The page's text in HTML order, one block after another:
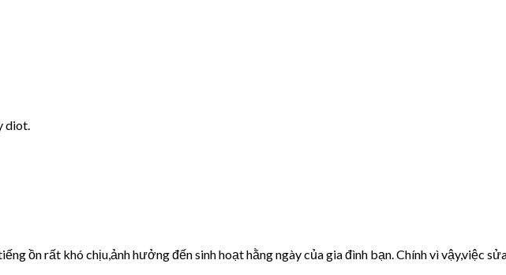
diot.
ồn rất khó chịu,ảnh hưởng đến sinh hoạt hằng ngày của gia đình bạn. Chính vì vậy,việc